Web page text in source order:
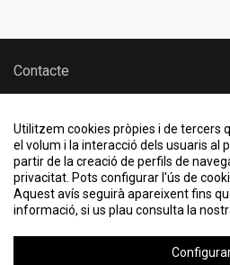
Utilitzem cookies pròpies i de tercers
el volum i la interacció dels usuaris al
partir de la creació de perfils de
privacitat. Pots configurar l'ús de
Aquest avís seguirà apareixent fins
informació, si us plau consulta la
Contacte
Vull crear un esdeveniment
Informació legal
Política de cookies
KML, ICS o RSS